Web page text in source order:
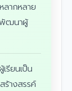
ากหลาย
พัฒนาผู้
รียนเป็น
างสรรค์